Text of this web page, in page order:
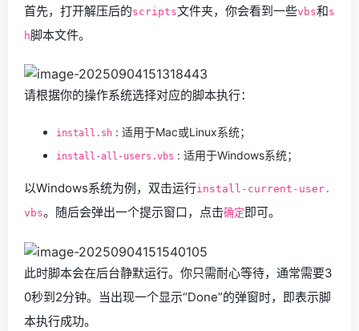
首先，打开解压后的scripts文件夹，你会看到一些vbs和s
h脚本文件。
请根据你的操作系统选择对应的脚本执行：
install.sh : 适用于Mac或Linux系统；
install-all-users.vbs : 适用于Windows系统；
以Windows系统为例，双击运行install-current-user.
vbs。随后会弹出一个提示窗口，点击确定 即可。
此时脚本会在后台静默运行。你只需耐心等待，通常需要3
0秒到2分钟。当出现一个显示“Done”的弹窗时，即表示脚
本执行成功。